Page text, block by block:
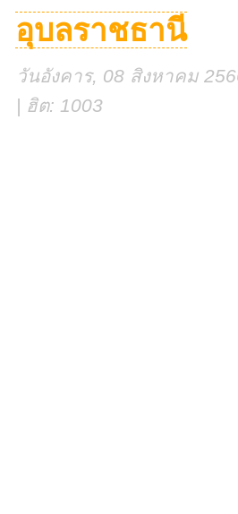
อุบลราชธานี
วันอังคาร, 08 สิงหาคม
| ฮิต: 1003